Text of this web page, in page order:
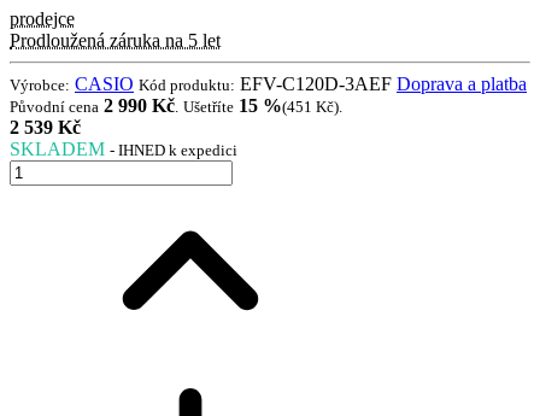
prodejce
Prodloužená záruka na 5 let
Výrobce: CASIO Kód produktu: EFV-C120D-3AEF Doprava a platba
Původní cena 2 990 Kč Ušetříte 15 %(451 Kč)
2 539 Kč
SKLADEM - IHNED k expedici